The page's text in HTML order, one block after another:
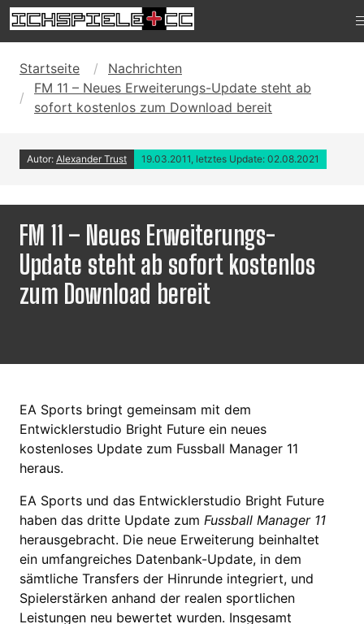
Startseite
Nachrichten
FM 11 – Neues Erweiterungs-Update steht ab
sofort kostenlos zum Download bereit
Autor: Alexander Trust 19.03.2011, letztes Update: 02.08.2021
FM 11 – Neues Erweiterungs-
Update steht ab sofort kostenlos
zum Download bereit
EA Sports bringt gemeinsam mit dem
Entwicklerstudio Bright Future ein neues
kostenloses Update zum Fussball Manager 11
heraus.
EA Sports und das Entwicklerstudio Bright Future
haben das dritte Update zum Fussball Manager 11
herausgebracht. Die neue Erweiterung beinhaltet
ein umfangreiches Datenbank-Update, in dem
sämtliche Transfers der Hinrunde integriert, und
Spielerstärken anhand der realen sportlichen
Leistungen neu bewertet wurden. Insgesamt